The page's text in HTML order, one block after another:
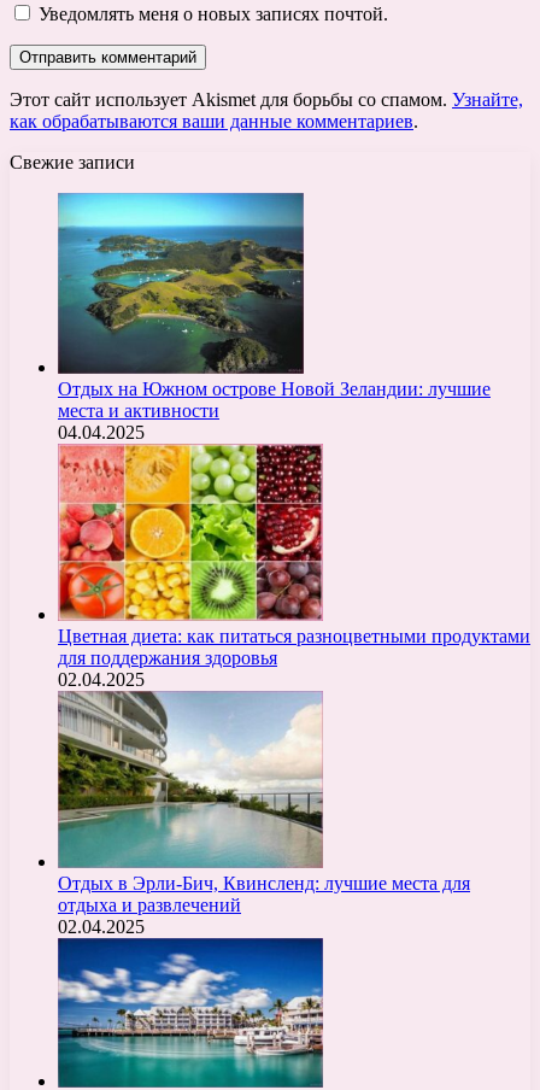
Уведомлять меня о новых записях почтой.
Этот сайт использует Akismet для борьбы со спамом. Узнайте,
как обрабатываются ваши данные комментариев.
Свежие записи
Отдых на Южном острове Новой Зеландии: лучшие
места и активности
04.04.2025
Цветная диета: как питаться разноцветными продуктами
для поддержания здоровья
02.04.2025
Отдых в Эрли-Бич, Квинсленд: лучшие места для
отдыха и развлечений
02.04.2025